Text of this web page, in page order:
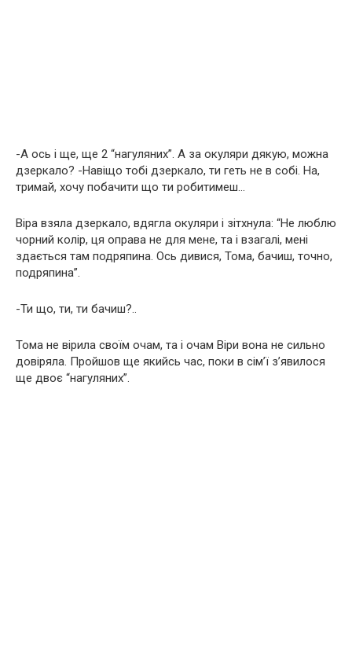
-А ось і ще, ще 2 “нагуляних”. А за окуляри дякую, можна
дзеркало? -Навіщо тобі дзеркало, ти геть не в собі. На,
тримай, хочу побачити що ти робитимеш…
Віра взяла дзеркало, вдягла окуляри і зітхнула: “Не люблю
чорний колір, ця оправа не для мене, та і взагалі, мені
здається там подряпина. Ось дивися, Тома, бачиш, точно,
подряпина”.
-Ти що, ти, ти бачиш?..
Тома не вірила своїм очам, та і очам Віри вона не сильно
довіряла. Пройшов ще якийсь час, поки в сім’ї з’явилося
ще двоє “нагуляних”.